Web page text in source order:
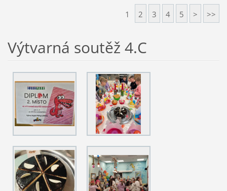
1 2 3 4 5 > >>
Výtvarná soutěž 4.C